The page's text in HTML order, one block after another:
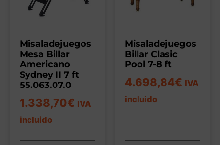
Misaladejuegos
Mesa Billar
Americano
Sydney II 7 ft
55.063.07.0
1.338,70€ IVA
incluido
Misaladejuegos
Billar Clasic
Pool 7-8 ft
4.698,84€ IVA
incluido